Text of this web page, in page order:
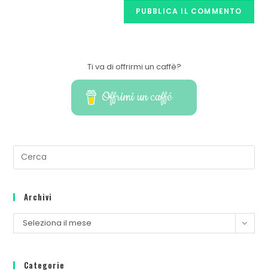
Ti va di offrirmi un caffè?
Offrimi un caffé
Archivi
Seleziona il mese
Categorie